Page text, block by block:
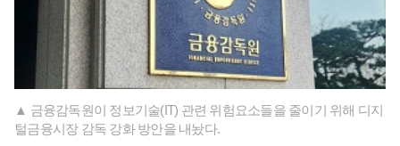
▲ 금융감독원이 정보기술(IT) 관련 위험요소들을 줄이기 위해 디지
털금융시장 감독 강화 방안을 내놨다.